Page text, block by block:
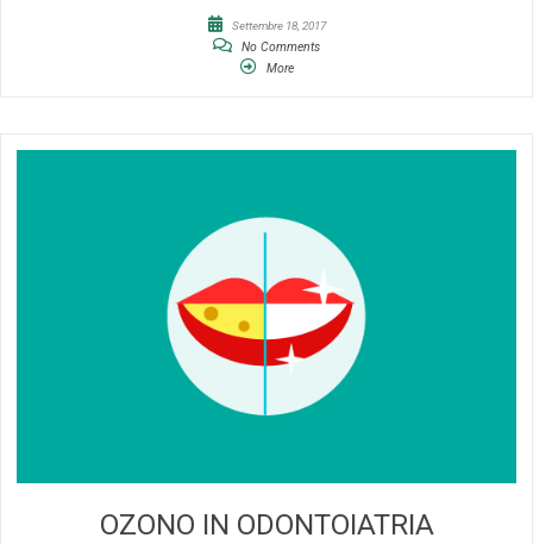
Settembre 18, 2017
No Comments
More
OZONO IN ODONTOIATRIA